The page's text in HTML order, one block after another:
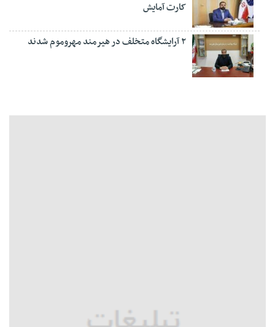
کارت آمایش
۲ آرایشگاه متخلف در هیرمند مهروموم شدند